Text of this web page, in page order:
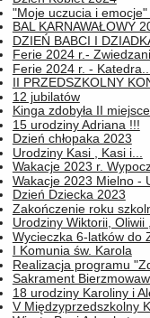
"Moje uczucia i
BAL KARNAWAŁOWY
DZIEŃ BABCI I
Ferie 2024 r.-
Ferie 2024 r. - Katedra...
II PRZEDSZKOLNY
12 jubilatów
Kinga zdobyła II miejsce
15 urodziny Adriana !!!
Dzień chłopaka 2023
Urodziny Kasi , Kasi i...
Wakacje 2023 r.
Wakacje 2023 Mielno -
Dzień Dziecka 2023
Zakończenie roku
Urodziny Wiktorii, Oliwii ,
Wycieczka 6-latków do
I Komunia św. Karola
Realizacja programu
Sakrament
18 urodziny Karoliny i
V Międzyprzedszkolny